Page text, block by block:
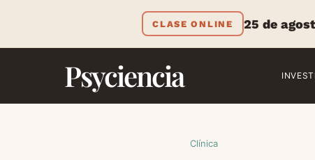
CLASE ONLINE 25 de
Psyciencia
Clínica